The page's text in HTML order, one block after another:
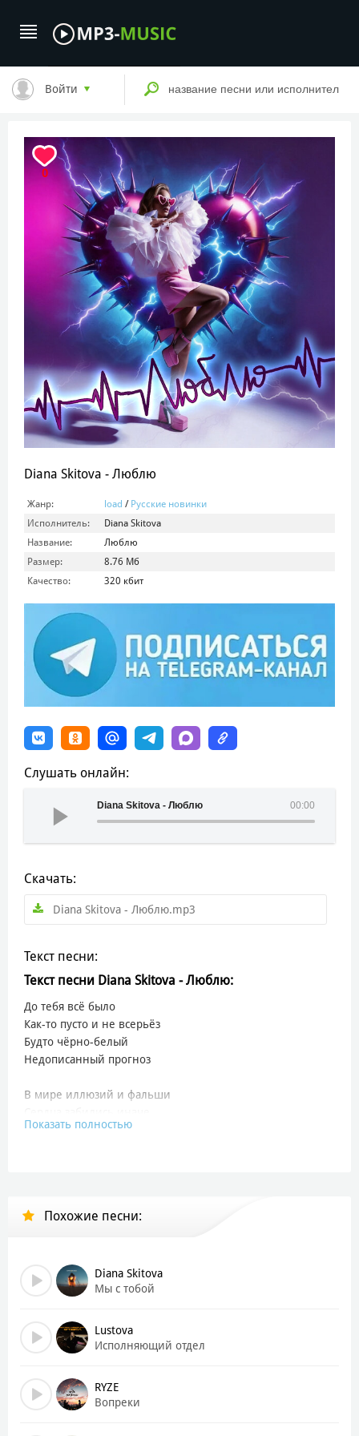
Войти
0
Diana Skitova - Люблю
Жанр: load / Русские новинки
Исполнитель:
Diana Skitova
Название:
Люблю
Размер:
8.76 Мб
Качество:
320 кбит
Слушать онлайн:
00:00
Diana Skitova - Люблю
Скачать:
Diana Skitova - Люблю.mp3
Текст песни:
Текст песни Diana Skitova - Люблю:
До тебя всё было
Как-то пусто и не всерьёз
Будто чёрно-белый
Недописанный прогноз
В мире иллюзий и фальши
Ну как ты сделал это?
Мое сердце на repeat
Люблю, люблю
И пусть весь мир подождёт
Пусть он не пройдёт
Как разряд по венам
Я к тебе лечу
Сквозь города и стены
Показать полностью
Похожие песни:
Diana Skitova
Мы с тобой
Lustova
Исполняющий отдел
RYZE
Вопреки